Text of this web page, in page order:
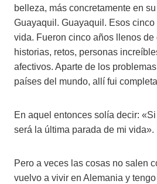
belleza, más concretamente en
Guayaquil. Guayaquil. Esos cinco
vida. Fueron cinco años llenos de
historias, retos, personas
afectivos. Aparte de los
países del mundo, allí fui
En aquel entonces solía decir:
será la última parada de mi vida».
Pero a veces las cosas no salen
vuelvo a vivir en Alemania y